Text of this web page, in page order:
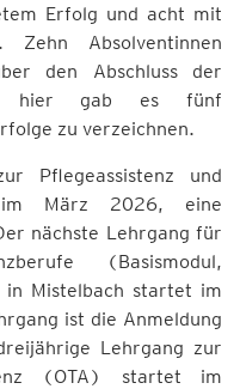
Erfolg und acht mit
Zehn Absolventinnen
den Abschluss der
- hier gab es fünf
zu verzeichnen.
Pflegeassistenz und
im März 2026, eine
nächste Lehrgang für
(Basismodul,
in Mistelbach startet im
ist die Anmeldung
Lehrgang zur
(OTA) startet im